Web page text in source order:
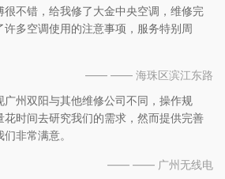
不错，给我修了大金中央空调，维修完
多空调使用的注意事项，服务特别周
—— —— 海珠区滨江东路
州双阳与其他维修公司不同，操作规
时间去研究我们的需求，然而提供完善
非常满意。
—— —— 广州无线电